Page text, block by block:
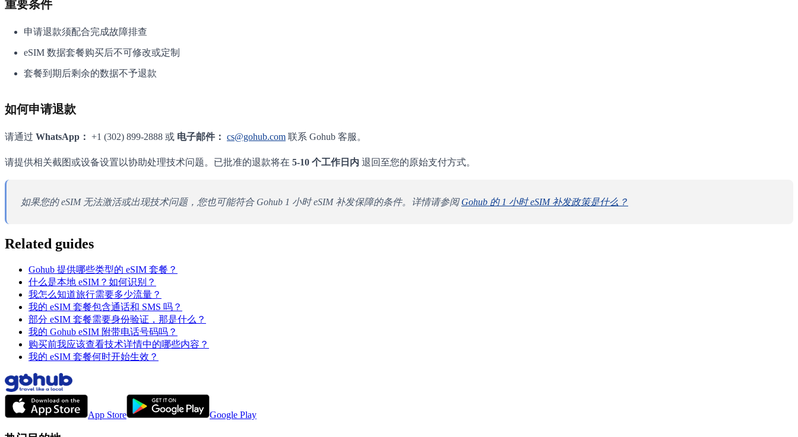
重要条件
申请退款须配合完成故障排查
eSIM 数据套餐购买后不可修改或定制
套餐到期后剩余的数据不予退款
如何申请退款
请通过 WhatsApp： +1 (302) 899-2888 或 电子邮件： cs@gohub.com 联系 Gohub 客服。
请提供相关截图或设备设置以协助处理技术问题。已批准的退款将在 5-10 个工作日内 退回至您的原始支付方式。
如果您的 eSIM 无法激活或出现技术问题，您也可能符合 Gohub 1 小时 eSIM 补发保障的条件。详情请参阅Gohub 的 1 小时 eSIM 补发政策是什么？
Related guides
Gohub 提供哪些类型的 eSIM 套餐？
什么是本地 eSIM？如何识别？
我怎么知道旅行需要多少流量？
我的 eSIM 套餐包含通话和 SMS 吗？
部分 eSIM 套餐需要身份验证，那是什么？
我的 Gohub eSIM 附带电话号码吗？
购买前我应该查看技术详情中的哪些内容？
我的 eSIM 套餐何时开始生效？
App Store Google Play